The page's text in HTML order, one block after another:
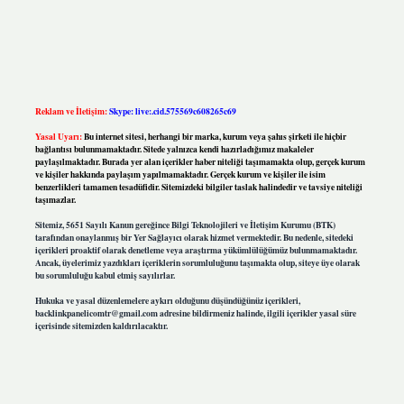
Reklam ve İletişim:Skype: live:.cid.575569c608265c69
Yasal Uyarı:Bu internet sitesi, herhangi bir marka, kurum veya şahıs şirketi ile hiçbir
bağlantısı bulunmamaktadır. Sitede yalnızca kendi hazırladığımız makaleler
paylaşılmaktadır. Burada yer alan içerikler haber niteliği taşımamakta olup, gerçek kurum
ve kişiler hakkında paylaşım yapılmamaktadır. Gerçek kurum ve kişiler ile isim
benzerlikleri tamamen tesadüfidir. Sitemizdeki bilgiler taslak halindedir ve tavsiye niteliği
taşımazlar.
Sitemiz, 5651 Sayılı Kanun gereğince Bilgi Teknolojileri ve İletişim Kurumu (BTK)
tarafından onaylanmış bir Yer Sağlayıcı olarak hizmet vermektedir. Bu nedenle, sitedeki
içerikleri proaktif olarak denetleme veya araştırma yükümlülüğümüz bulunmamaktadır.
Ancak, üyelerimiz yazdıkları içeriklerin sorumluluğunu taşımakta olup, siteye üye olarak
bu sorumluluğu kabul etmiş sayılırlar.
Hukuka ve yasal düzenlemelere aykırı olduğunu düşündüğünüz içerikleri,
backlinkpanelicomtr@gmail.comadresine bildirmeniz halinde, ilgili içerikler yasal süre
içerisinde sitemizden kaldırılacaktır.